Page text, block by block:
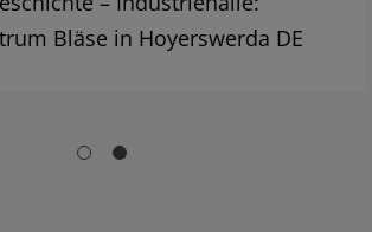
Bläse in Hoyerswerda DE